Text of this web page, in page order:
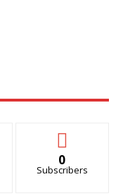
0
Subscribers